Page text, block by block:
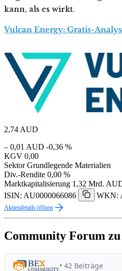
kann, als es wirkt.
Vulcan Energy: Gratis-
2,74 AUD
– 0,01 AUD -0,36 %
KGV 0,00
Sektor Grundlegende Materialien
Div.-Rendite 0,00 %
Marktkapitalisierung 1,32 Mrd.
ISIN: AU0000066086
WKN:
Aktiendetails öffnen
Community Forum